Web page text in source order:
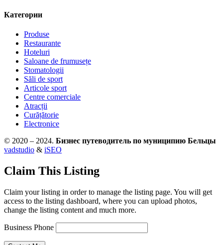
Категории
Produse
Restaurante
Hoteluri
Saloane de frumusețe
Stomatologii
Săli de sport
Articole sport
Centre comerciale
Atracții
Curățătorie
Electronice
© 2020 – 2024. Бизнес путеводитель по муниципию Бельцы
vadstudio & iSEO
Claim This Listing
Claim your listing in order to manage the listing page. You will get
access to the listing dashboard, where you can upload photos,
change the listing content and much more.
Business Phone